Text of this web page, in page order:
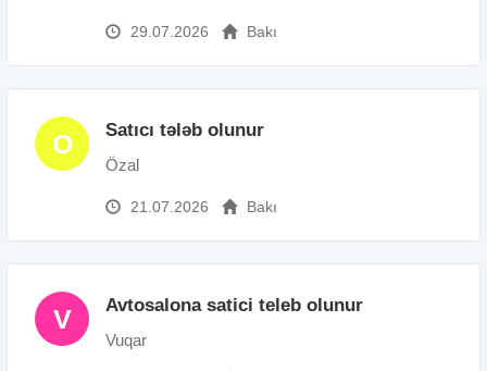
29.07.2026 Bakı
O Satıcı tələb olunur
Özal
21.07.2026 Bakı
V Avtosalona satici teleb olunur
Vuqar